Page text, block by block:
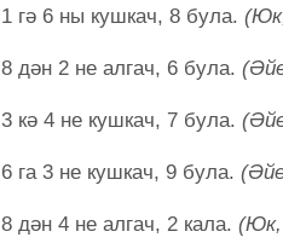
1 гә 6 ны кушкач, 8 була.
8 дән 2 не алгач, 6 була.
3 кә 4 не кушкач, 7 була.
6 га 3 не кушкач, 9 була.
8 дән 4 не алгач, 2 кала. (Юк,